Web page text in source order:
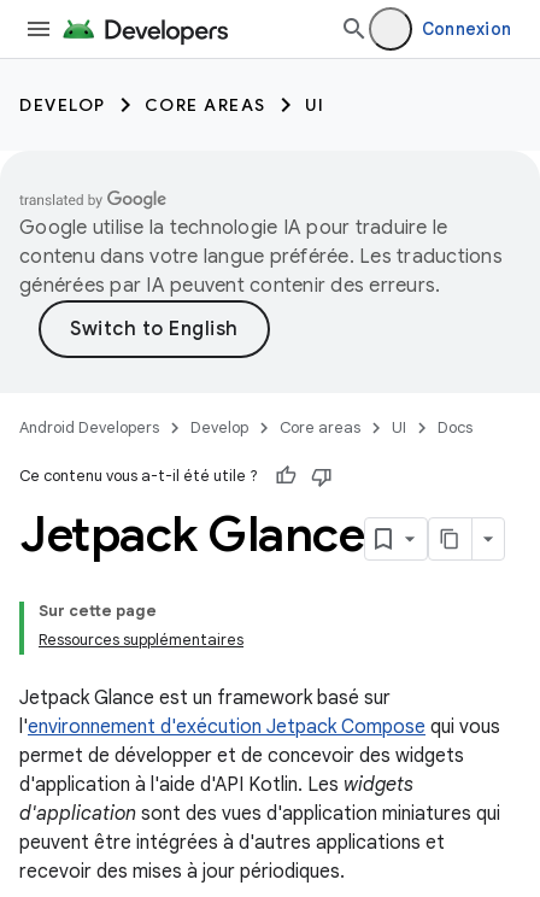
Connexion
DEVELOP CORE AREAS UI
Google utilise la technologie IA pour traduire le
contenu dans votre langue préférée. Les traductions
générées par IA peuvent contenir des erreurs.
Android Developers Develop Core areas UI Docs
Ce contenu vous a-t-il été utile ?
Jetpack Glance
Sur cette page
Ressources supplémentaires
Jetpack Glance est un framework basé sur
l'environnement d'exécution Jetpack Compose qui vous
permet de développer et de concevoir des widgets
d'application à l'aide d'API Kotlin. Les widgets
d'application sont des vues d'application miniatures qui
peuvent être intégrées à d'autres applications et
recevoir des mises à jour périodiques.